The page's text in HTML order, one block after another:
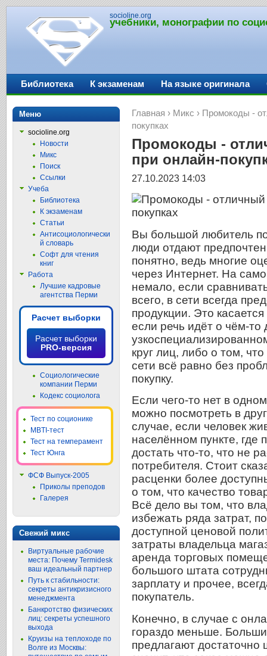
socioline.org
учебники, монографии по
Главная › Микс › Промокоды -
покупках
Промокоды -
при онлайн-
27.10.2023 14:03
Вы большой любитель
люди отдают
понятно, ведь многие
через Интернет. На
немало, если
всего, в сети всегда
продукции. Это
если речь идёт о чём-то
круг лиц, либо о том,
сети всё равно без
покупку.
Если чего-то нет в
можно посмотреть в
случае, если человек
населённом пункте, где
достать что-то, что не
потребителя. Стоит
расценки более
о том, что качество
Всё дело вы том, что
избежать ряда затрат,
доступной ценовой
затраты владельца
аренда торговых
большого штата
зарплату и прочее,
покупатель.
Конечно, в случае с
гораздо меньше.
предлагают
Библиотека К экзаменам На языке оригинала
Меню
socioline.org
Новости
Микс
Поиск
Ссылки
Учеба
Библиотека
К экзаменам
Статьи
Антисоциологически
й словарь
Софт для чтения
книг
Работа
Лучшие кадровые
агентства Перми
Расчет выборки
Расчет выборки
PRO-версия
Социологические
компании Перми
Кодекс социолога
Тест по соционике
MBTI-тест
Тест на темперамент
Тест Юнга
ФСФ Выпуск-2005
Приколы преподов
Галерея
Свежий микс
Виртуальные рабочие
места: Почему Termidesk
ваш идеальный партнер
Путь к стабильности:
секреты антикризисного
менеджмента
Банкротство физических
лиц: секреты успешного
выхода
Круизы на теплоходе по
Волге из Москвы: